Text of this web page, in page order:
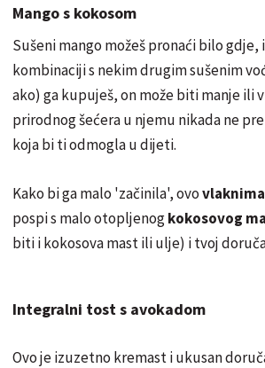
Mango s kokosom
Sušeni mango možeš pronaći bilo gdje,
kombinaciji s nekim drugim sušenim
ako) ga kupuješ, on može biti manje ili
prirodnog šećera u njemu nikada ne
koja bi ti odmogla u dijeti.
Kako bi ga malo 'začinila', ovo
pospi s malo otopljenogkokosovog
biti i kokosova mast ili ulje) i tvoj
Integralni tost s avokadom
Ovo je izuzetno kremast i ukusan